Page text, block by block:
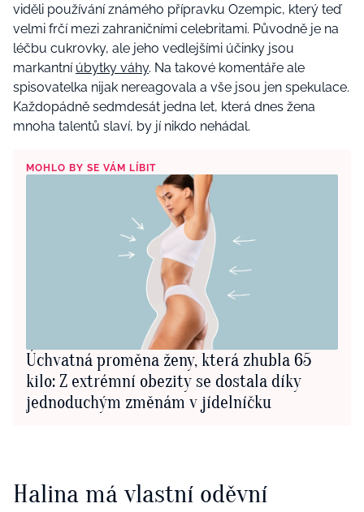
viděli používání známého přípravku Ozempic, který teď
velmi frčí mezi zahraničními celebritami. Původně je na
léčbu cukrovky, ale jeho vedlejšími účinky jsou
markantní úbytky váhy. Na takové komentáře ale
spisovatelka nijak nereagovala a vše jsou jen spekulace.
Každopádně sedmdesát jedna let, která dnes žena
mnoha talentů slaví, by jí nikdo nehádal.
MOHLO BY SE VÁM LÍBIT
Úchvatná proměna ženy, která zhubla 65
kilo: Z extrémní obezity se dostala díky
jednoduchým změnám v jídelníčku
Halina má vlastní oděvní